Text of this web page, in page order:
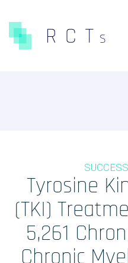
Études Post-
Études sur données
Accès précoce /
Evaluation clinique
Biotech / Medtech
Tyrosine
(TKI)
5,261
Chronic